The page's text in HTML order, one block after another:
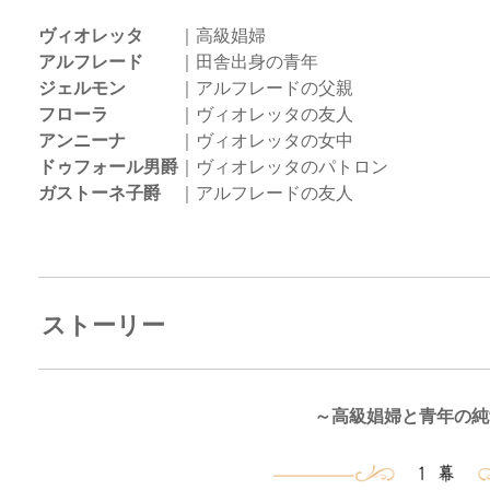
ヴィオレッタ ｜高級娼婦
アルフレード ｜田舎出身の青年
ジェルモン｜アルフレードの父親
フローラ ｜ヴィオレッタの友人
アンニーナ｜ヴィオレッタの女中
ドゥフォール男爵｜ヴィオレッタのパトロン
ガストーネ子爵｜アルフレードの友人
ストーリー
～高級娼婦と青年の